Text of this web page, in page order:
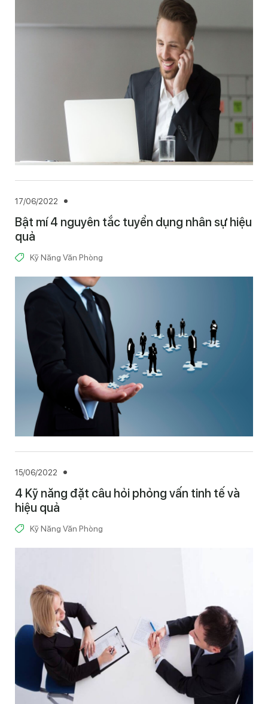
17/06/2022
Bật mí 4 nguyên tắc tuyển dụng nhân sự hiệu
quả
Kỹ Năng Văn Phòng
15/06/2022
4 Kỹ năng đặt câu hỏi phỏng vấn tinh tế và
hiệu quả
Kỹ Năng Văn Phòng